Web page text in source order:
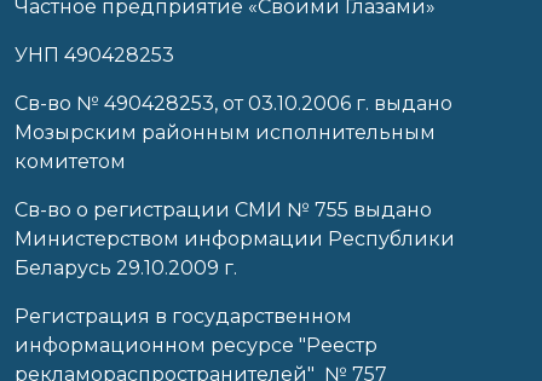
Частное предприятие «Своими Глазами»
УНП 490428253
Cв-во № 490428253, от 03.10.2006 г. выдано
Мозырским районным исполнительным
комитетом
Св-во о регистрации СМИ № 755 выдано
Министерством информации Республики
Беларусь 29.10.2009 г.
Регистрация в государственном
информационном ресурсе "Реестр
рекламораспространителей" № 757